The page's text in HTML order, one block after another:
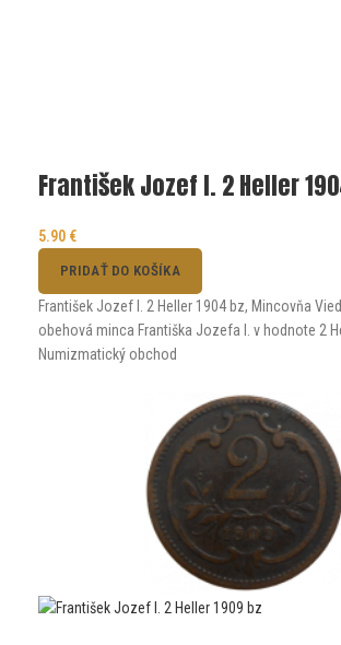
František Jozef I. 2 Heller
5.90 €
PRIDAŤ DO KOŠÍKA
František Jozef I. 2 Heller 1904 bz, Mincovňa
obehová minca Františka Jozefa I. v hodnote 2
Numizmatický obchod